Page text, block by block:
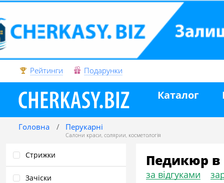
Рейтинги Подарунки
Каталог
Головна Перукарні
Салони краси, солярии, косметологія
Стрижки
Зачіски
Педикюр в
за відгуками